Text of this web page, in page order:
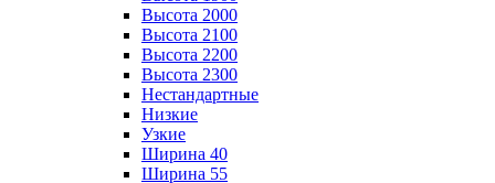
Высота 2000
Высота 2100
Высота 2200
Высота 2300
Нестандартные
Низкие
Узкие
Ширина 40
Ширина 55